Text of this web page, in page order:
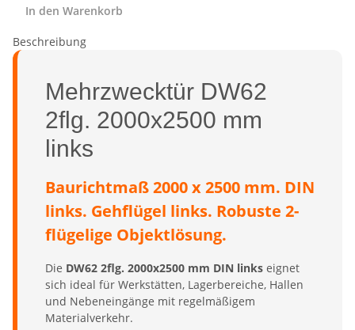
In den Warenkorb
Beschreibung
Mehrzwecktür DW62
2flg. 2000x2500 mm
links
Baurichtmaß 2000 x 2500 mm. DIN
links. Gehflügel links. Robuste 2-
flügelige Objektlösung.
Die DW62 2flg. 2000x2500 mm DIN links eignet
sich ideal für Werkstätten, Lagerbereiche, Hallen
und Nebeneingänge mit regelmäßigem
Materialverkehr.